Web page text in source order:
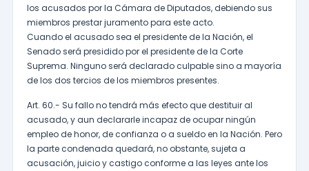
los acusados por la Cámara de Diputados, debiendo sus
miembros prestar juramento para este acto.
Cuando el acusado sea el presidente de la Nación, el
Senado será presidido por el presidente de la Corte
Suprema. Ninguno será declarado culpable sino a mayoría
de los dos tercios de los miembros presentes.
Art. 60.- Su fallo no tendrá más efecto que destituir al
acusado, y aun declararle incapaz de ocupar ningún
empleo de honor, de confianza o a sueldo en la Nación. Pero
la parte condenada quedará, no obstante, sujeta a
acusación, juicio y castigo conforme a las leyes ante los